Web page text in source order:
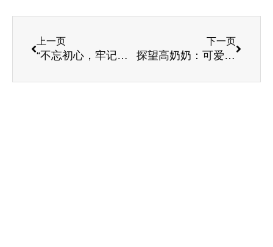
上一页
“不忘初心，牢记使命”主题活动暨“学习强国”知识竞答
下一页
探望高奶奶：可爱的她，愿岁月温柔以待